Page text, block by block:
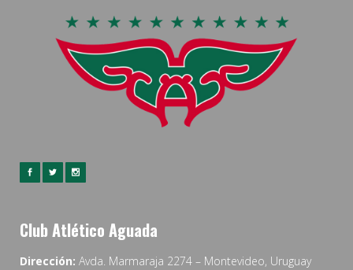
Club Atlético Aguada
Dirección: Avda. Marmaraja 2274 – Montevideo, Uruguay